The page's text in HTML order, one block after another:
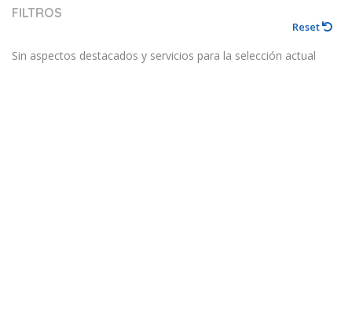
FILTROS
Reset
Sin aspectos destacados y servicios para la selección actual